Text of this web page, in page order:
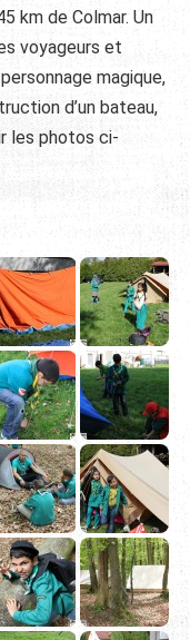
km de Colmar. Un
voyageurs et
magique,
d’un bateau,
les photos ci-